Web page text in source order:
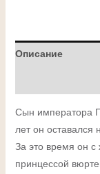
Описание
Сын императора
лет он
За это время он
принцессой